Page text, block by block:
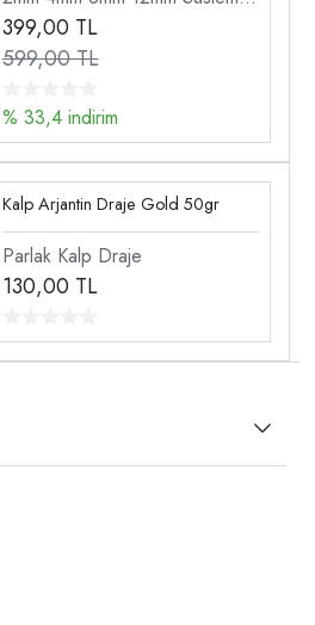
Şekeri
399,00 TL
599,00 TL
% 33,4 indirim
Kalp Arjantin Draje Gold 50gr
Parlak Kalp Draje
130,00 TL